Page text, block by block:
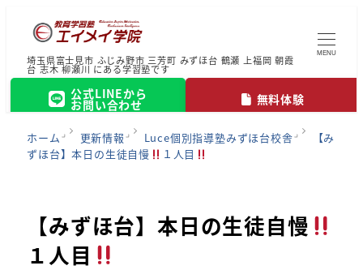
埼玉県富士見市 ふじみ野市 三芳町 みずほ台 鶴瀬 上福岡 朝霞
台 志木 柳瀬川 にある学習塾です
公式LINEから
お問い合わせ 無料体験
MENU
ホーム 更新情報 Luce個別指導塾みずほ台校舎
【み
ずほ台】本日の生徒自慢
１人目
【みずほ台】本日の生徒自慢
１人目